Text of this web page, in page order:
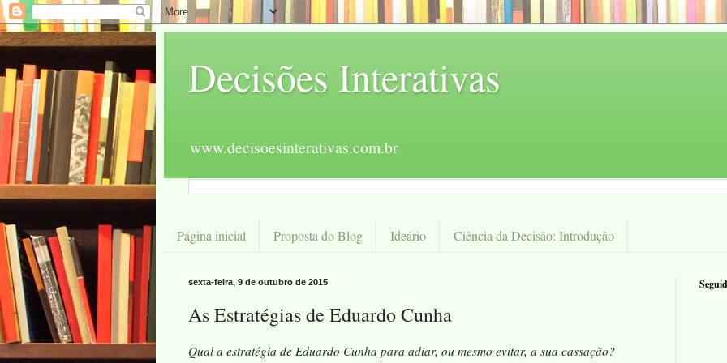
Decisões Interativas
www.decisoesinterativas.com.br
Página inicial Proposta do Blog Ideário Ciência da Decisão: Introdução
sexta-feira, 9 de outubro de 2015
As Estratégias de Eduardo Cunha
Qual a estratégia de Eduardo Cunha para adiar, ou mesmo evitar, a sua cassação?